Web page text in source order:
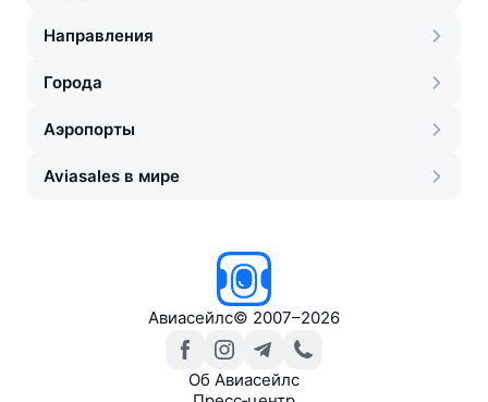
Направления
Города
Аэропорты
Aviasales в мире
Авиасейлс© 2007–2026
Об Авиасейлс